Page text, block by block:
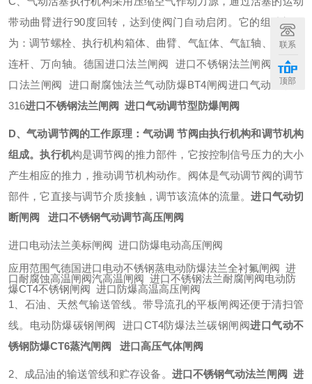
带动曲臂进行90度回转，达到使阀门自动启闭。它的组成部分
为：调节螺栓、执行机构箱体、曲臂、气缸体、气缸轴、活塞、
连杆、万向轴。德国进口法兰闸阀 进口不锈钢法兰闸阀德国进
口法兰闸阀 进口耐腐蚀法兰气动防爆BT4闸阀进口气动不锈钢
316进口不锈钢法兰闸阀 进口气动调节型防爆闸阀
D、气动调节阀的工作原理：气动调 节阀由执行机构和调节机构
组成。执行机构是调节阀的推力部件，它按控制信号压力的大小
产生相应的推力，推动调节机构动作。阀体是气动调节阀的调节
部件，它直接与调节介质接触，调节该流体的流量。进口气动切
断闸阀 进口不锈钢气动调节高压闸阀
进口电动法兰美标闸阀 进口防爆电动高压闸阀
应用范围气德国进口电动不锈钢蒸电动防爆法兰全衬氟闸阀 进
口耐腐蚀高温闸阀汽高温闸阀 进口不锈钢法兰耐腐闸阀电动防
爆CT4不锈钢闸阀 进口防爆高温高压闸阀
1、石油、天然气输送管线。带导流孔的平板闸阀还便于清扫管
线。电动防爆碳钢闸阀 进口CT4防爆法兰碳钢闸阀进口气动不
锈钢防爆CT6蒸汽闸阀 进口高压气体闸阀
2、成品油的输送管线和贮存设备。 进口不锈钢气动法兰闸阀 进
联系
顶部